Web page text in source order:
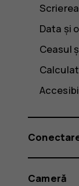
Data și
Ceasul
Cameră